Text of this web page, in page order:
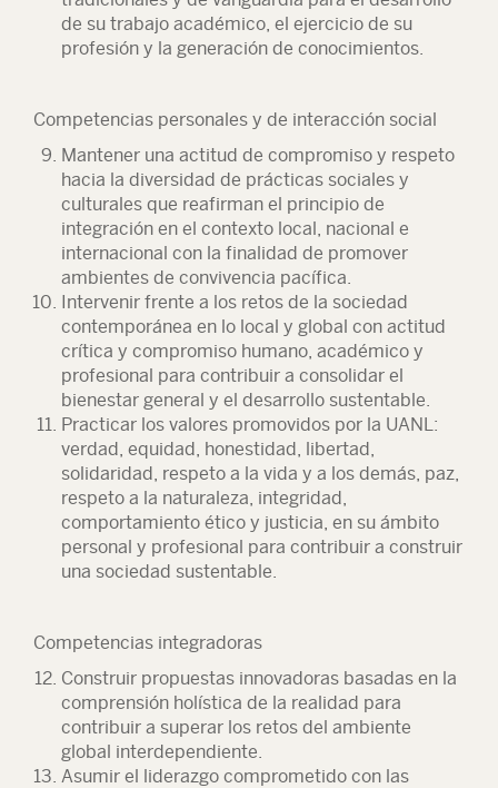
de su trabajo académico, el ejercicio de su
profesión y la generación de conocimientos.
Competencias personales y de interacción social
Mantener una actitud de compromiso y respeto
hacia la diversidad de prácticas sociales y
culturales que reafirman el principio de
integración en el contexto local, nacional e
internacional con la finalidad de promover
ambientes de convivencia pacífica.
Intervenir frente a los retos de la sociedad
contemporánea en lo local y global con actitud
crítica y compromiso humano, académico y
profesional para contribuir a consolidar el
bienestar general y el desarrollo sustentable.
Practicar los valores promovidos por la UANL:
verdad, equidad, honestidad, libertad,
solidaridad, respeto a la vida y a los demás, paz,
respeto a la naturaleza, integridad,
comportamiento ético y justicia, en su ámbito
personal y profesional para contribuir a construir
una sociedad sustentable.
Competencias integradoras
Construir propuestas innovadoras basadas en la
comprensión holística de la realidad para
contribuir a superar los retos del ambiente
global interdependiente.
Asumir el liderazgo comprometido con las